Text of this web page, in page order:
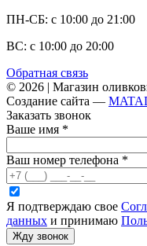
ПН-СБ: с 10:00 до 21:00
ВС: с 10:00 до 20:00
Обратная связь
© 2026 | Магазин
Создание сайта —
Заказать звонок
Ваше имя *
Ваш номер телефона *
Я подтверждаю свое
данных и принимаю
Жду звонок